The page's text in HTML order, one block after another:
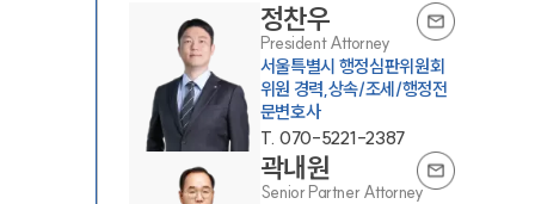
정찬우
President Attorney
서울특별시 행정심판위원회
위원 경력,상속/조세/행정전
문변호사
T. 070-5221-2387
곽내원
Senior Partner Attorney